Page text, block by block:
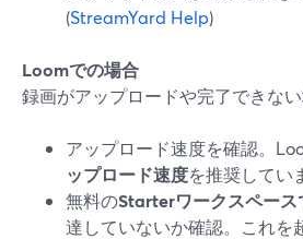
(StreamYard Help)
Loomでの場合
録画がアップロードや完了できない
アップロード速度を確認。
ップロード速度を推奨してい
無料のStarterワークスペース
達していないか確認。これを